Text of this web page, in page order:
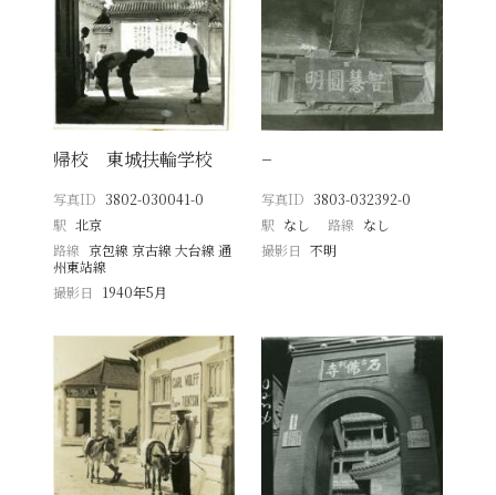
帰校 東城扶輪学校
写真ID 3802-030041-0
駅 北京
路線 京包線 京古線 大台線 通
州東站線
撮影日
1940年5月
−
写真ID 3803-032392-0
駅 なし 路線 なし
撮影日 不明